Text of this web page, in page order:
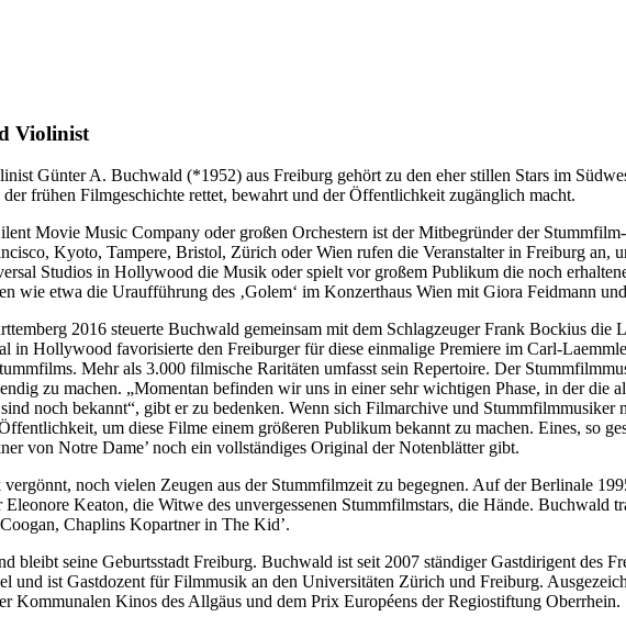
Violinist
Günter A. Buchwald (*1952) aus Freiburg gehört zu den eher stillen Stars im
frühen Filmgeschichte rettet, bewahrt und der Öffentlichkeit zugänglich macht.
Movie Music Company oder großen Orchestern ist der Mitbegründer der
Kyoto, Tampere, Bristol, Zürich oder Wien rufen die Veranstalter in Freiburg
Studios in Hollywood die Musik oder spielt vor großem Publikum die noch
wie etwa die Uraufführung des ‚Golem‘ im Konzerthaus Wien mit Giora Feidmann
2016 steuerte Buchwald gemeinsam mit dem Schlagzeuger Frank Bockius
in Hollywood favorisierte den Freiburger für diese einmalige Premiere im Carl-
Mehr als 3.000 filmische Raritäten umfasst sein Repertoire. Der
zu machen. „Momentan befinden wir uns in einer sehr wichtigen Phase, in der die
noch bekannt“, gibt er zu bedenken. Wenn sich Filmarchive und
um diese Filme einem größeren Publikum bekannt zu machen. Eines, so
von Notre Dame’ noch ein vollständiges Original der Notenblätter gibt.
noch vielen Zeugen aus der Stummfilmzeit zu begegnen. Auf der Berlinale
Keaton, die Witwe des unvergessenen Stummfilmstars, die Hände.
Chaplins Kopartner in The Kid’.
bleibt seine Geburtsstadt Freiburg. Buchwald ist seit 2007 ständiger Gastdirigent des
und ist Gastdozent für Filmmusik an den Universitäten Zürich und Freiburg.
Kommunalen Kinos des Allgäus und dem Prix Européens der Regiostiftung Oberrhein.